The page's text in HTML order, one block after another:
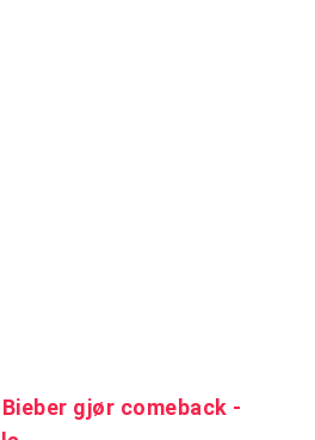
gjør comeback -